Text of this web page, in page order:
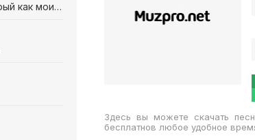
Асфальт мокрый как мои глаза и я нарезаю
Здесь вы можете скачать
бесплатнов любое удобное